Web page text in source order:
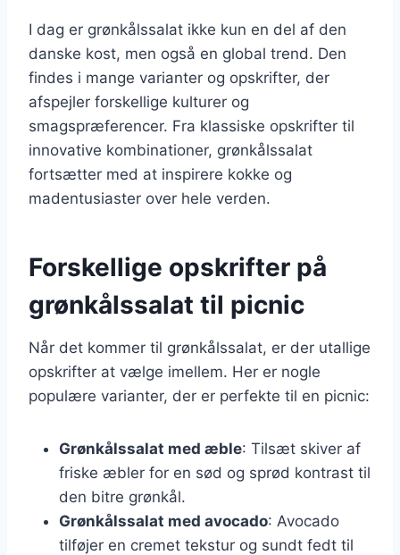
I dag er grønkålssalat ikke kun en del af den
danske kost, men også en global trend. Den
findes i mange varianter og opskrifter, der
afspejler forskellige kulturer og
smagspræferencer. Fra klassiske opskrifter til
innovative kombinationer, grønkålssalat
fortsætter med at inspirere kokke og
madentusiaster over hele verden.
Forskellige opskrifter på
grønkålssalat til picnic
Når det kommer til grønkålssalat, er der utallige
opskrifter at vælge imellem. Her er nogle
populære varianter, der er perfekte til en picnic:
Grønkålssalat med æble: Tilsæt skiver af
friske æbler for en sød og sprød kontrast til
den bitre grønkål.
Grønkålssalat med avocado: Avocado
tilføjer en cremet tekstur og sundt fedt til